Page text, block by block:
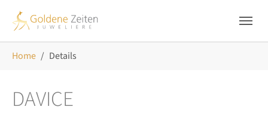
Home Details
DAVICE